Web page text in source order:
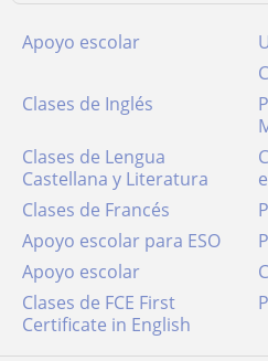
Apoyo escolar
Clases de Inglés
Profesores de
Clases de Lengua
Castellana y Literatura
Clases de Español para
Clases de Francés
Apoyo escolar para ESO
Apoyo escolar
Clases de FCE First
Certificate in English